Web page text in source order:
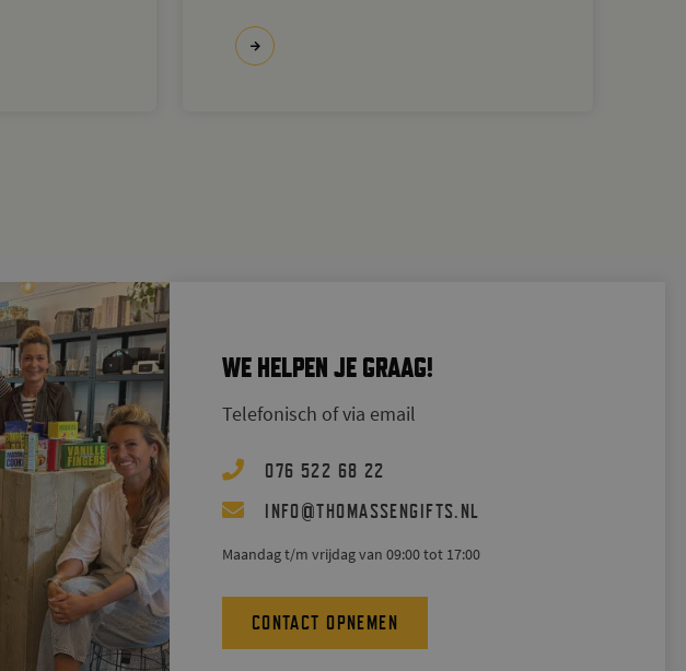
WE HELPEN JE GRAAG!
Telefonisch of via email
076 522 68 22
INFO@THOMASSENGIFTS.NL
Maandag t/m vrijdag van 09:00 tot 17:00
CONTACT OPNEMEN